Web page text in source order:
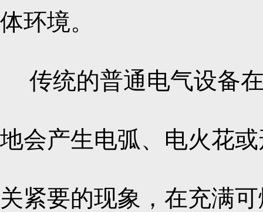
体环境。
传统的普通电气设备
地会产生电弧、电火花
关紧要的现象，在充满